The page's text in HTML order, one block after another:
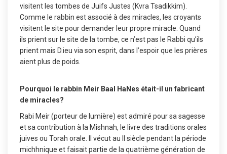
visitent les tombes de Juifs Justes (Kvra Tsadikkim).
Comme le rabbin est associé à des miracles, les croyants
visitent le site pour demander leur propre miracle. Quand
ils prient sur le site de la tombe, ce n’est pas le Rabbi qu’ils
prient mais D.ieu via son esprit, dans l’espoir que les prières
aient plus de poids.
Pourquoi le rabbin Meir Baal HaNes était-il un fabricant
de miracles?
Rabi Meir (porteur de lumière) est admiré pour sa sagesse
et sa contribution à la Mishnah, le livre des traditions orales
juives ou Torah orale. Il vécut au II siècle pendant la période
michhnique et faisait partie de la quatrième génération de